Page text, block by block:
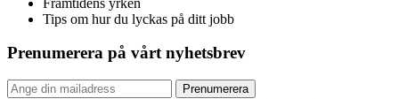
Tips om hur du lyckas på ditt jobb
Prenumerera på vårt nyhetsbrev
Prenumerera